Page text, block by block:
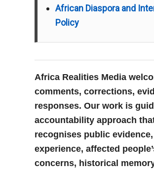
African Diaspora and
Policy
Africa Realities Media
comments, corrections,
responses. Our work is
accountability approach
recognises public
experience, affected
concerns, historical